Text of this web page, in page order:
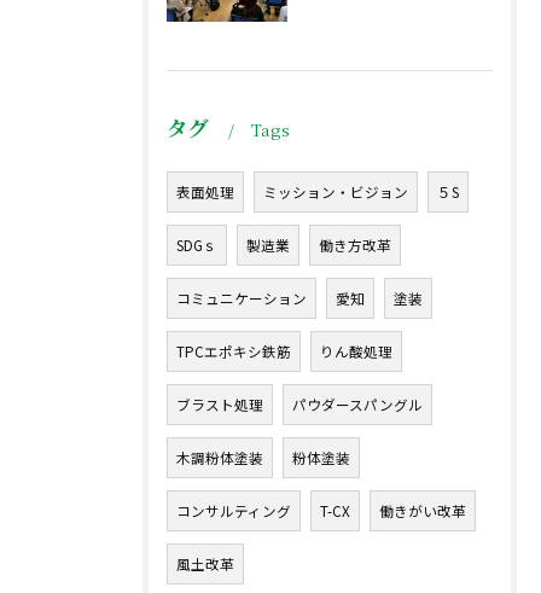
タグ Tags
表面処理 ミッション・ビジョン ５S
SDGｓ 製造業 働き方改革
コミュニケーション 愛知 塗装
TPCエポキシ鉄筋 りん酸処理
ブラスト処理 パウダースパングル
木調粉体塗装 粉体塗装
コンサルティング T-CX 働きがい改革
風土改革